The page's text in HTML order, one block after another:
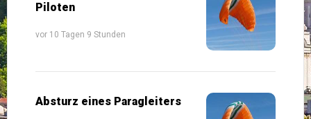
Piloten
vor 10 Tagen 9 Stunden
Absturz eines Paragleiters